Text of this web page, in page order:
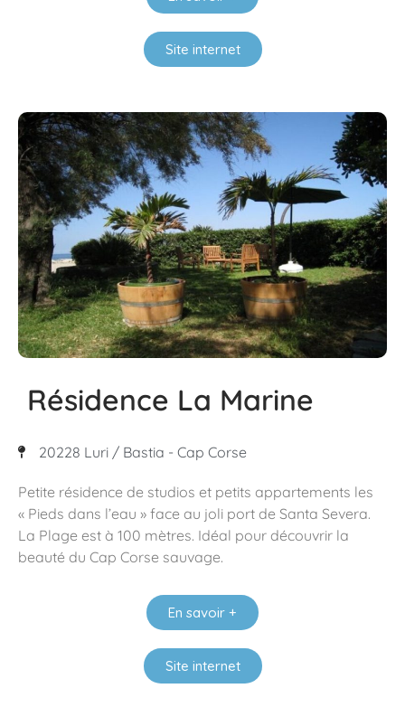
Site internet
Résidence La Marine
20228 Luri / Bastia - Cap Corse
Petite résidence de studios et petits appartements les
« Pieds dans l’eau » face au joli port de Santa Severa.
La Plage est à 100 mètres. Idéal pour découvrir la
beauté du Cap Corse sauvage.
En savoir +
Site internet